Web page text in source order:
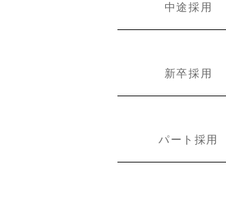
中途採用
新卒採用
パート採用